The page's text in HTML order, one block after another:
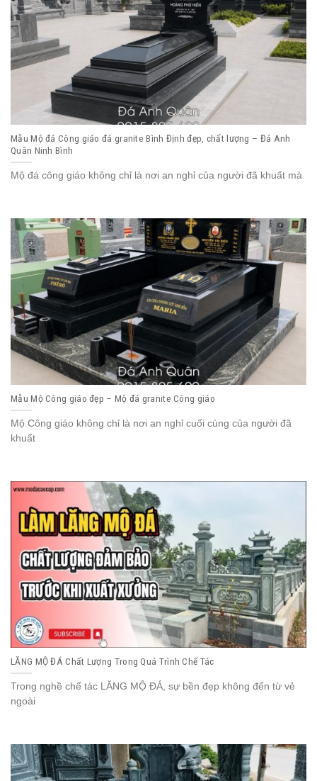
Mẫu Mộ đá Công giáo đá granite Bình Định đẹp, chất lượng – Đá Anh
Quân Ninh Bình
Mộ đá công giáo không chỉ là nơi an nghỉ của người đã khuất mà
Mẫu Mộ Công giáo đẹp – Mộ đá granite Công giáo
Mộ Công giáo không chỉ là nơi an nghỉ cuối cùng của người đã
khuất
LĂNG MỘ ĐÁ Chất Lượng Trong Quá Trình Chế Tác
Trong nghề chế tác LĂNG MỘ ĐÁ, sự bền đẹp không đến từ vẻ
ngoài